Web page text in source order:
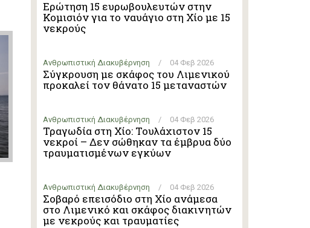
Ερώτηση 15 ευρωβουλευτών στην
Κομισιόν για το ναυάγιο στη Χίο με 15
νεκρούς
Ανθρωπιστική Διακυβέρνηση / 04 Φεβ 2026
Σύγκρουση με σκάφος του Λιμενικού
προκαλεί τον θάνατο 15 μεταναστών
Ανθρωπιστική Διακυβέρνηση / 04 Φεβ 2026
Τραγωδία στη Χίο: Τουλάχιστον 15
νεκροί – Δεν σώθηκαν τα έμβρυα δύο
τραυματισμένων εγκύων
Ανθρωπιστική Διακυβέρνηση / 04 Φεβ 2026
Σοβαρό επεισόδιο στη Χίο ανάμεσα
στο Λιμενικό και σκάφος διακινητών
με νεκρούς και τραυματίες